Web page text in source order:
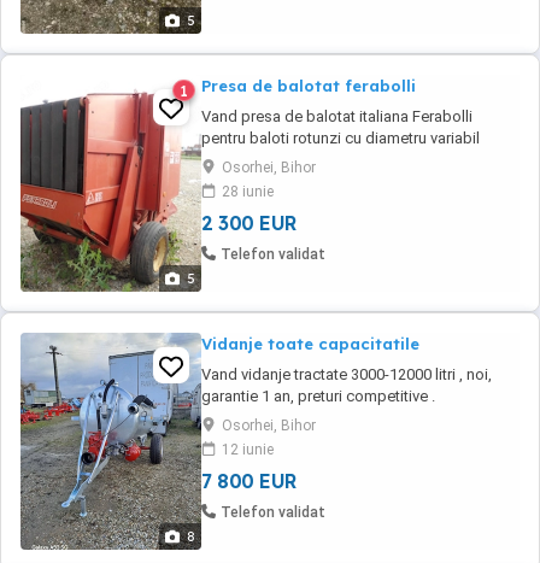
5
5
1 Presa de balotat ferabolli
Vand presa de balotat italiana Ferabolli
pentru baloti rotunzi cu diametru variabil
reglabi 120 150 cm, stare buna , 2300 euro,
negociabil
Osorhei, Bihor
28 iunie
2 300 EUR
Telefon validat
8
Vidanje toate capacitatile
Vand vidanje tractate 3000-12000 litri , noi,
garantie 1 an, preturi competitive .
Osorhei, Bihor
12 iunie
7 800 EUR
Telefon validat